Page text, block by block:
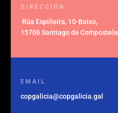
DIRECCIÓN
Rúa Espiñeira, 10-Baixo,
15706 Santiago de Compostela
EMAIL
copgalicia@copgalicia.gal